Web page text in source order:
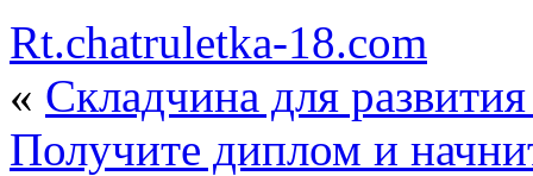
Rt.chatruletka-18.com
« Складчина для
Получите диплом и